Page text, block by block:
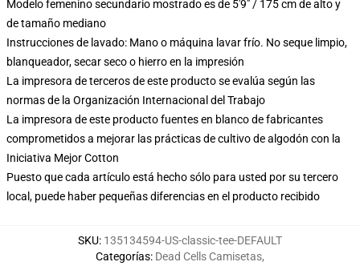
Modelo femenino secundario mostrado es de 5'9" / 175 cm de alto y
de tamaño mediano
Instrucciones de lavado: Mano o máquina lavar frío. No seque limpio,
blanqueador, secar seco o hierro en la impresión
La impresora de terceros de este producto se evalúa según las
normas de la Organización Internacional del Trabajo
La impresora de este producto fuentes en blanco de fabricantes
comprometidos a mejorar las prácticas de cultivo de algodón con la
Iniciativa Mejor Cotton
Puesto que cada artículo está hecho sólo para usted por su tercero
local, puede haber pequeñas diferencias en el producto recibido
SKU: 135134594-US-classic-tee-DEFAULT
Categorías: Dead Cells Camisetas,